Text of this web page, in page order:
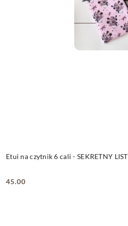
Etui na czytnik 6 cali - SEKRETNY LIST
Cena:
45.00